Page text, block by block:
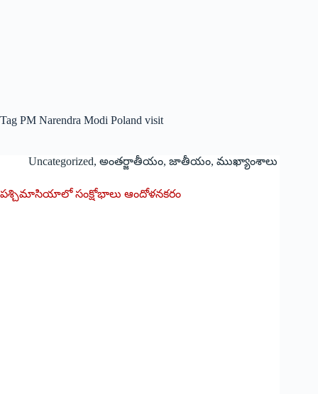
Tag PM Narendra Modi Poland visit
Uncategorized, అంతర్జాతీయం, జాతీయం, ముఖ్యాంశాలు
పశ్చిమాసియాలో సంక్షోభాలు ఆందోళనకరం